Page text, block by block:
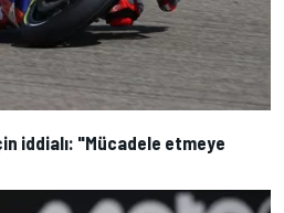
iddialı: "Mücadele etmeye